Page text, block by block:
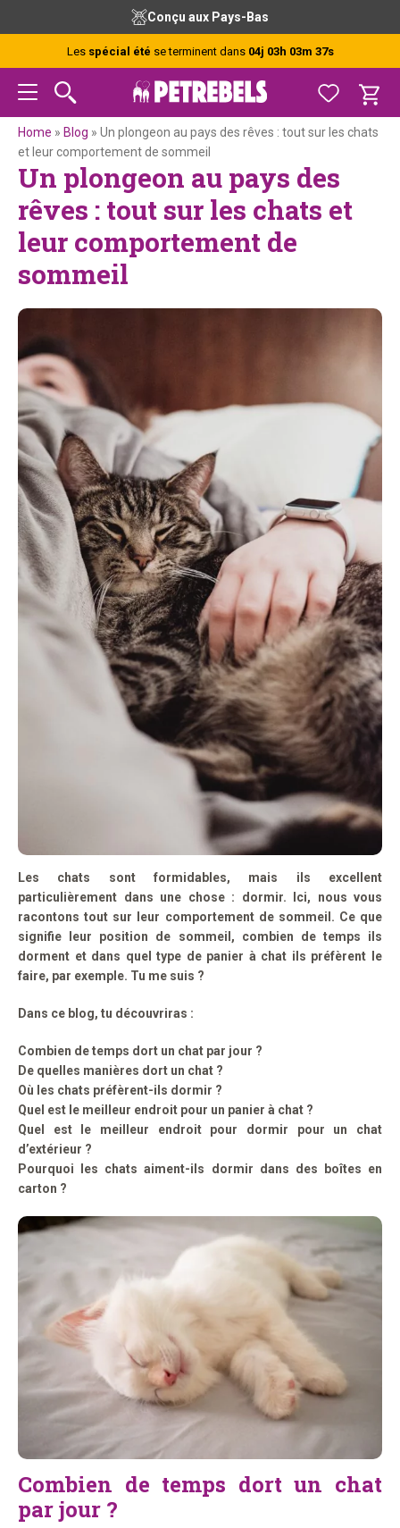
navigation
principale
principal
barre
latérale
principale
de
page
Conçu aux Pays-Bas
Les spécial été se terminent dans 04j 03h 03m 36s
Home » Blog » Un plongeon au pays des rêves : tout sur les chats
et leur comportement de sommeil
Un plongeon au pays des
rêves : tout sur les chats et
leur comportement de
sommeil
Les chats sont formidables, mais ils excellent
particulièrement dans une chose : dormir. Ici, nous vous
racontons tout sur leur comportement de sommeil. Ce que
signifie leur position de sommeil, combien de temps ils
dorment et dans quel type de panier à chat ils préfèrent le
faire, par exemple. Tu me suis ?
Dans ce blog, tu découvriras :
Combien de temps dort un chat par jour ?
De quelles manières dort un chat ?
Où les chats préfèrent-ils dormir ?
Quel est le meilleur endroit pour un panier à chat ?
Quel est le meilleur endroit pour dormir pour un chat
d’extérieur ?
Pourquoi les chats aiment-ils dormir dans des boîtes en
carton ?
Combien de temps dort un chat
par jour ?